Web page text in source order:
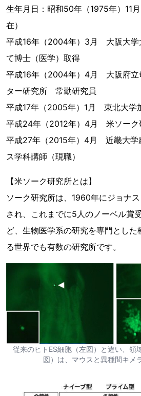
生年月日：昭和50年（1975年）
在）
平成16年（2004年）3月 大阪大学
て博士（医学）取得
平成16年（2004年）4月 大阪府立
ター研究所 常勤研究員
平成17年（2005年）1月 東北大
平成24年（2012年）4月 米ソー
平成27年（2015年）4月 近畿大学
ス学科講師（現職）
【米ソーク研究所とは】
ソーク研究所は、1960年にジョナ
され、これまでに5人のノーベル賞
ど、生物医学系の研究を専門とし
る世界でも有数の研究所です。
従来のヒトES細胞（左図）と違い、領
図）は、マウスと異種間キメ